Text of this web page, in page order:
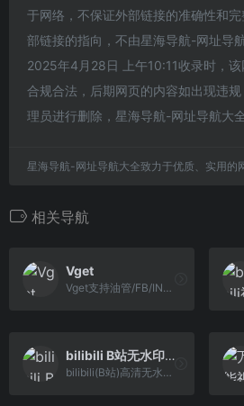
于网络，不保证外部链接的准确性和
部链接的指向，不由星海导航-网址导
2025年4月28日 上午10:11收录时，
合规合法，后期网页的内容如出现违
理员进行删除，星海导航-网址导航大
星海导航-网址导航大全致力于优质、实用的
相关导航
Vget
Vget支持油管/FB/INS/TW/搜狐/优酷等解析下载
bilibili B站无水印解析高清下载
bilibili(B站)高清无水印解析下载工具，在线一键解析下载，能下载各种清晰度的视频,1080P，4K，8K等哔哩哔哩视频...